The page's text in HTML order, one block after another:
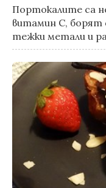
Портокалите са
витамин С, борят
тежки метали и